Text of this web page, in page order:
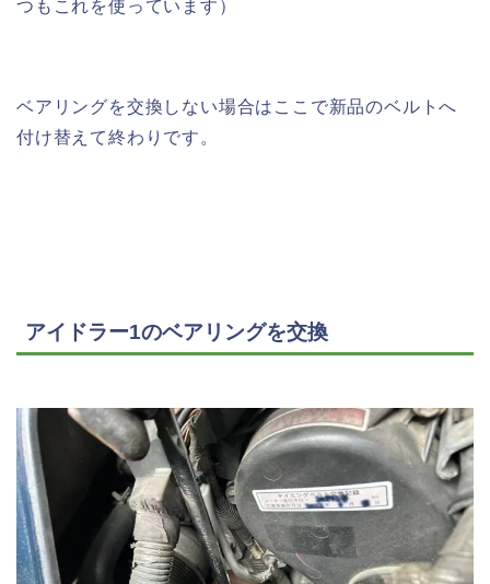
つもこれを使っています）
ベアリングを交換しない場合はここで新品のベルトへ
付け替えて終わりです。
アイドラー1のベアリングを交換